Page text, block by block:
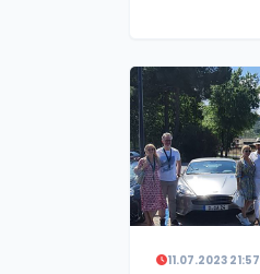
11.07.2023 21:57